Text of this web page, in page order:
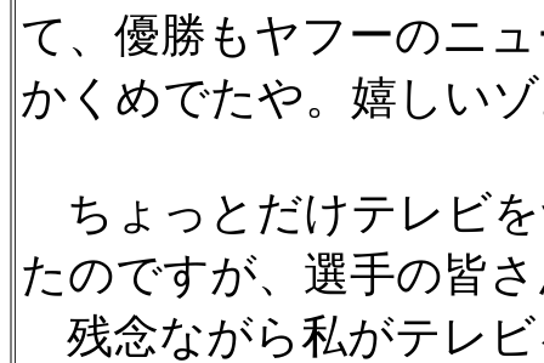
て、優勝もヤフーのニ
かくめでたや。嬉しい
ちょっとだけテレビ
たのですが、選手の皆
残念ながら私がテレビ